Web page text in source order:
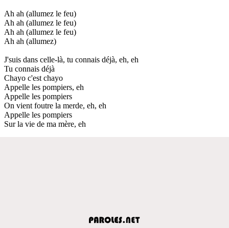
Ah ah (allumez le feu)
Ah ah (allumez le feu)
Ah ah (allumez le feu)
Ah ah (allumez)
J'suis dans celle-là, tu connais déjà, eh, eh
Tu connais déjà
Chayo c'est chayo
Appelle les pompiers, eh
Appelle les pompiers
On vient foutre la merde, eh, eh
Appelle les pompiers
Sur la vie de ma mère, eh